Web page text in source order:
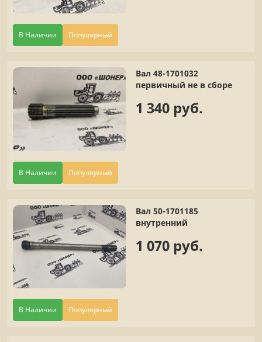
В Наличии Популярный
В Наличии Популярный
Вал 48-1701032
первичный не в сборе
1 340 руб.
В Наличии Популярный
Вал 50-1701185
внутренний
1 070 руб.